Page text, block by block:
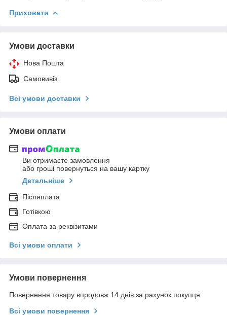
Приховати
Умови доставки
Нова Пошта
Самовивіз
Всі умови доставки
Умови оплати
Ви отримаєте замовлення
або гроші повернуться на вашу картку
Детальніше
Післяплата
Готівкою
Оплата за реквізитами
Всі умови оплати
Умови повернення
Повернення товару впродовж 14 днів за рахунок покупця
Всі умови повернення